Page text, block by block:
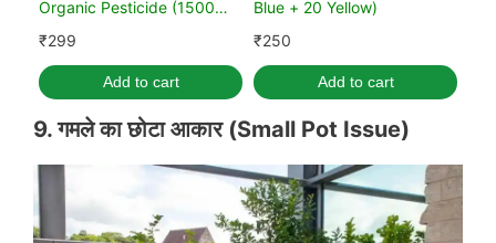
Organic Pesticide (1500
PPM)
₹299
Add to cart
Blue + 20 Yellow)
₹250
Add to cart
9. गमले का छोटा आकार (Small Pot Issue)